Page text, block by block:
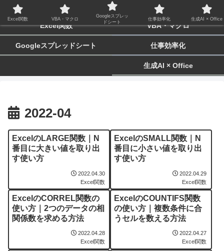
biz-tactics
Excel関数 VBA・マクロ
Googleスプレッドシート 仕事効率化
生成AI × Office
2022-04
ExcelのLARGE関数｜N
番目に大きい値を取り出
す使い方
2022.04.30
Excel関数
ExcelのSMALL関数｜N
番目に小さい値を取り出
す使い方
2022.04.29
Excel関数
ExcelのCORREL関数の
使い方｜2つのデータの相
関係数を求める方法
2022.04.28
Excel関数
ExcelのCOUNTIFS関数
の使い方｜複数条件に合
うセルを数える方法
2022.04.27
Excel関数
Excel関数 VBA・マクロ
Googleスプレッ
ドシート
仕事効率化 生成AI × Office